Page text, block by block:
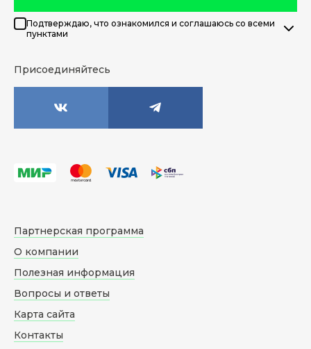
Подтверждаю, что ознакомился и соглашаюсь со всеми
пунктами
Присоединяйтесь
Партнерская программа
О компании
Полезная информация
Вопросы и ответы
Карта сайта
Контакты